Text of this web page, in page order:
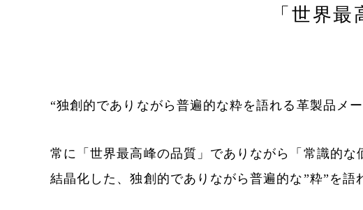
「世界
“独創的でありながら普遍的な粋を語れる革製品メ
常に「世界最高峰の品質」でありながら「常識的
結晶化した、独創的でありながら普遍的な”粋”を